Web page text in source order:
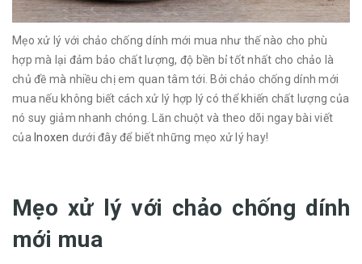
Mẹo xử lý với chảo chống dính mới mua như thế nào cho phù
hợp mà lại đảm bảo chất lượng, độ bền bỉ tốt nhất cho chảo là
chủ đề mà nhiều chị em quan tâm tới. Bởi chảo chống dính mới
mua nếu không biết cách xử lý hợp lý có thể khiến chất lượng của
nó suy giảm nhanh chóng. Lăn chuột và theo dõi ngay bài viết
của Inoxen dưới đây để biết những mẹo xử lý hay!
Mẹo xử lý với chảo chống dính
mới mua